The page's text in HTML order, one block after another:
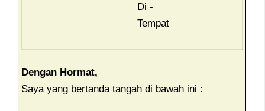
Di -
Tempat
Dengan Hormat,
Saya yang bertanda tangah di bawah ini :